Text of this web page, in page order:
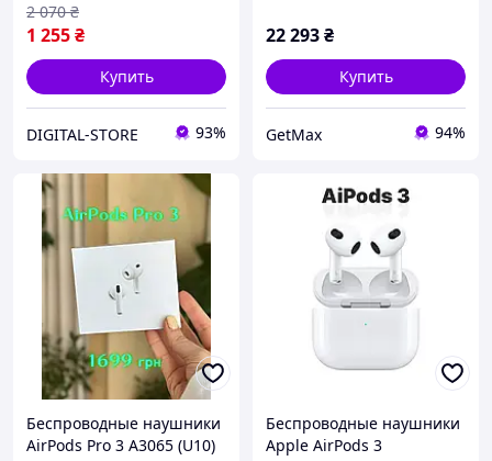
1 255₴
2 070 ₴
Купить
DIGITAL-STORE 93%
22 293₴
Купить
GetMax 94%
Беспроводные наушники
AirPods Pro 3 A3065 (U10)
Беспроводные наушники
Apple AirPods 3